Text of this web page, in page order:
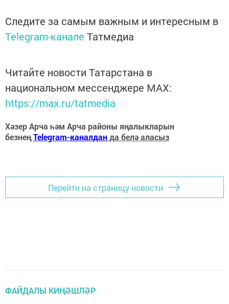
Следите за самым важным и интересным в
Telegram-канале Татмедиа
Читайте новости Татарстана в
национальном мессенджере MАХ:
https://max.ru/tatmedia
Хәзер Арча һәм Арча районы яңалыкларын
безнеңTelegram-каналданда белә аласыз
Перейти на страницу новости
ФАЙДАЛЫ КИҢӘШЛӘР